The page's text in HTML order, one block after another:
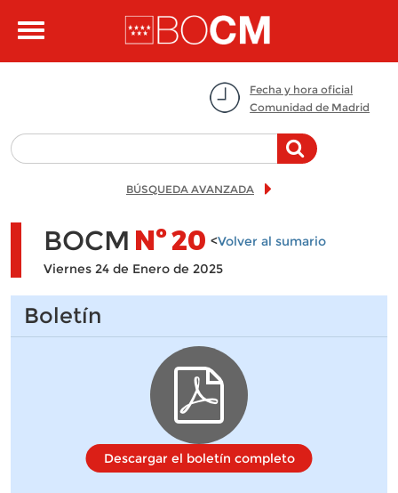
Toggle
Fecha y hora oficial
Comunidad de Madrid
BÚSQUEDA AVANZADA
BOCM Nº20 <Volver al sumario
Viernes 24 de Enero de 2025
Boletín
Descargar el boletín completo